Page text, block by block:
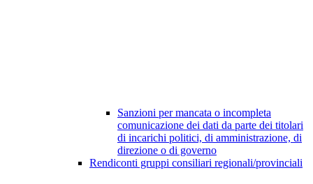
Sanzioni per mancata o incompleta
comunicazione dei dati da parte dei titolari
di incarichi politici, di amministrazione, di
direzione o di governo
Rendiconti gruppi consiliari regionali/provinciali